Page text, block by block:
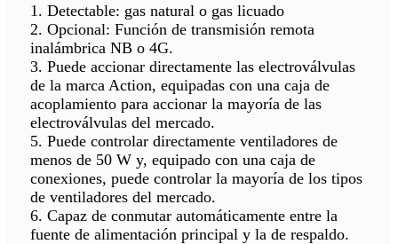
1. Detectable: gas natural o gas licuado
2. Opcional: Función de transmisión remota
inalámbrica NB o 4G.
3. Puede accionar directamente las electroválvulas
de la marca Action, equipadas con una caja de
acoplamiento para accionar la mayoría de las
electroválvulas del mercado.
5. Puede controlar directamente ventiladores de
menos de 50 W y, equipado con una caja de
conexiones, puede controlar la mayoría de los tipos
de ventiladores del mercado.
6. Capaz de conmutar automáticamente entre la
fuente de alimentación principal y la de respaldo.